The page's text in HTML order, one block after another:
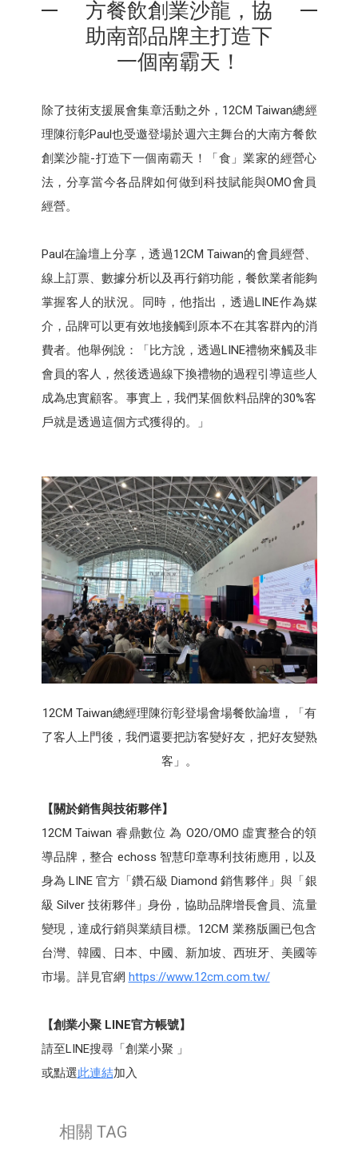
方餐飲創業沙龍，協
助南部品牌主打造下
一個南霸天！
除了技術支援展會集章活動之外，12CM Taiwan總經
理陳衍彰Paul也受邀登場於週六主舞台的大南方餐飲
創業沙龍-打造下一個南霸天！「食」業家的經營心
法，分享當今各品牌如何做到科技賦能與OMO會員
經營。
Paul在論壇上分享，透過12CM Taiwan的會員經營、
線上訂票、數據分析以及再行銷功能，餐飲業者能夠
掌握客人的狀況。同時，他指出，透過LINE作為媒
介，品牌可以更有效地接觸到原本不在其客群內的消
費者。他舉例說：「比方說，透過LINE禮物來觸及非
會員的客人，然後透過線下換禮物的過程引導這些人
成為忠實顧客。事實上，我們某個飲料品牌的30%客
戶就是透過這個方式獲得的。」
12CM Taiwan總經理陳衍彰登場會場餐飲論壇，「有
了客人上門後，我們還要把訪客變好友，把好友變熟
客」。
【關於銷售與技術夥伴】
12CM Taiwan 睿鼎數位 為 O2O/OMO 虛實整合的領
導品牌，整合 echoss 智慧印章專利技術應用，以及
身為 LINE 官方「鑽石級 Diamond 銷售夥伴」與「銀
級 Silver 技術夥伴」身份，協助品牌增長會員、流量
變現，達成行銷與業績目標。12CM 業務版圖已包含
台灣、韓國、日本、中國、新加坡、西班牙、美國等
市場。詳見官網 https://www.12cm.com.tw/
【創業小聚 LINE官方帳號】
請至LINE搜尋「創業小聚 」
或點選此連結加入
相關 TAG